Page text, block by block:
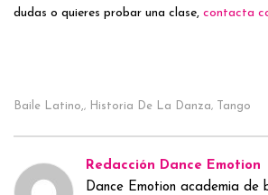
dudas o quieres probar una clase, contacta
Baile Latino, , Historia De La Danza, Tango
Redacción Dance Emotion
Dance Emotion academia de